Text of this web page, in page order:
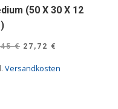
(50 X 30 X 12
€ Ursprünglicher
27,72 €
Versandkosten